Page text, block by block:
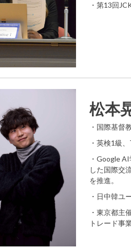
・第13回
松本
・国際基督
・英検1級
・Google
した国際交
を推進。
・日中韓ユ
・東京都主
トレード事